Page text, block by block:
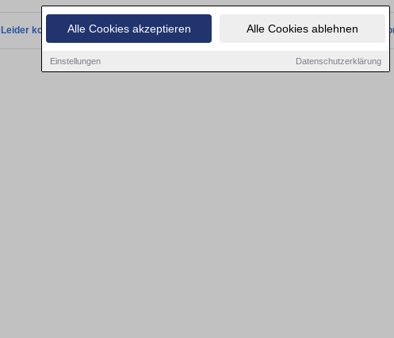
Alle Cookies akzeptieren Alle Cookies ablehnen
Einstellungen Datenschutzerklärung
Leider konnten wir derzeit keine passenden Objekte finden. Schauen Sie bald wieder